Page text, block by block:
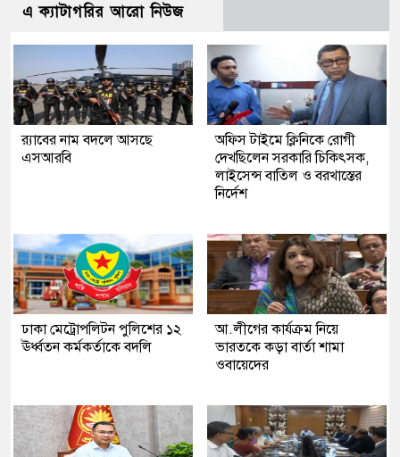
এ ক্যাটাগরির আরো নিউজ
র‍্যাবের নাম বদলে আসছে
এসআরবি
অফিস টাইমে ক্লিনিকে রোগী
দেখছিলেন সরকারি চিকিৎসক,
লাইসেন্স বাতিল ও বরখাস্তের
নির্দেশ
ঢাকা মেট্রোপলিটন পুলিশের ১২
ঊর্ধ্বতন কর্মকর্তাকে বদলি
আ.লীগের কার্যক্রম নিয়ে
ভারতকে কড়া বার্তা শামা
ওবায়েদের